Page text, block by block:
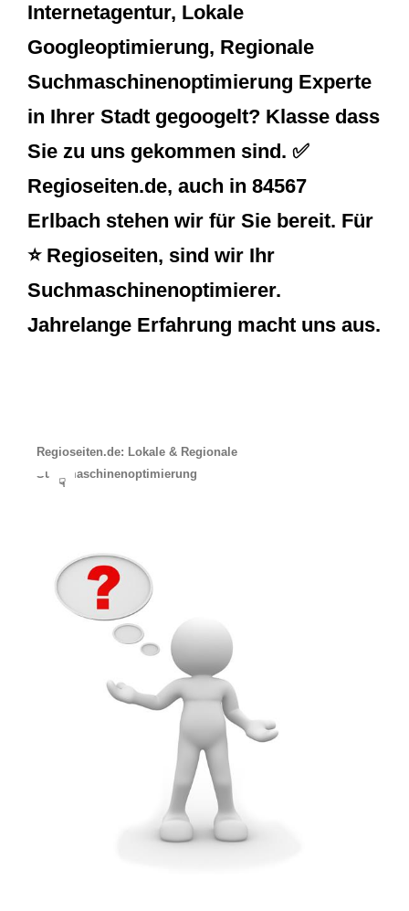
Internetagentur, Lokale
Googleoptimierung, Regionale
Suchmaschinenoptimierung Experte
in Ihrer Stadt gegoogelt? Klasse dass
Sie zu uns gekommen sind. ✅
Regioseiten.de, auch in 84567
Erlbach stehen wir für Sie bereit. Für
⭐ Regioseiten, sind wir Ihr
Suchmaschinenoptimierer.
Jahrelange Erfahrung macht uns aus.
Regioseiten.de: Lokale & Regionale
Suchmaschinenoptimierung
☟